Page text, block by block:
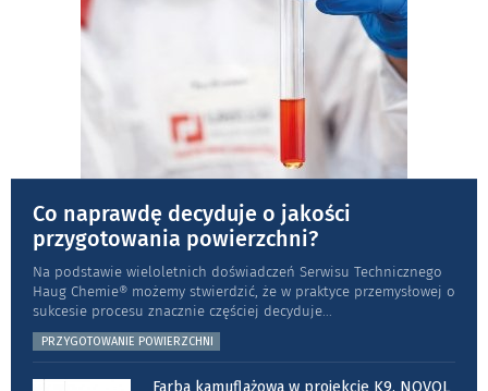
Co naprawdę decyduje o jakości
przygotowania powierzchni?
Na podstawie wieloletnich doświadczeń Serwisu Technicznego
Haug Chemie® możemy stwierdzić, że w praktyce przemysłowej o
sukcesie procesu znacznie częściej decyduje...
PRZYGOTOWANIE POWIERZCHNI